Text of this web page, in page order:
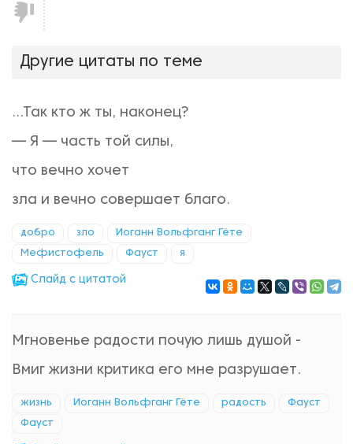
Не
нравится!
Другие цитаты по теме
…Так кто ж ты, наконец?
— Я — часть той силы,
что вечно хочет
зла и вечно совершает благо.
добро зло Иоганн Вольфганг Гёте
Мефистофель Фауст я
Cлайд с цитатой
Мгновенье радости почую лишь душой -
Вмиг жизни критика его мне разрушает.
жизнь Иоганн Вольфганг Гёте радость Фауст
Фауст